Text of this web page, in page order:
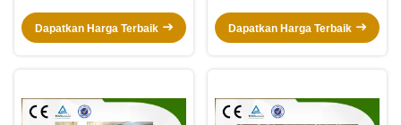
Dapatkan Harga Terbaik
Ruangan
Dapatkan Harga Terbaik